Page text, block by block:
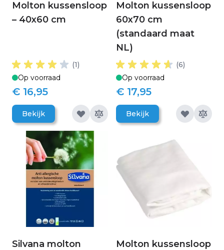
Molton kussensloop
– 40x60 cm
(1)
Op voorraad
€ 16,95
Bekijk
Molton kussensloop
60x70 cm
(standaard maat
NL)
(6)
Op voorraad
€ 17,95
Bekijk
Silvana molton
Molton kussensloop